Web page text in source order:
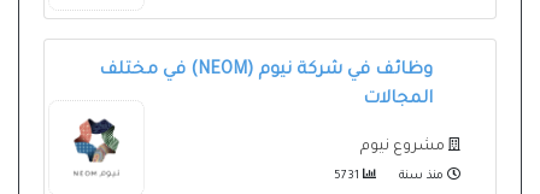
وظائف في شركة نيوم (NEOM) في مختلف
المجالات
مشروع نيوم
منذ سنة